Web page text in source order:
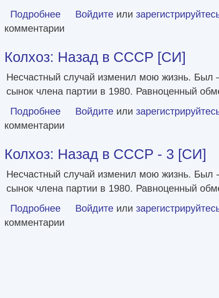
Подробнее о Колхоз: Назад в СССР 3 [СИ]
Войдите или
комментарии
Колхоз: Назад в СССР [СИ]
Несчастный случай изменил мою жизнь.
сынок члена партии в 1980. Равноценный
Подробнее о Колхоз: Назад в СССР [СИ]
Войдите или
комментарии
Колхоз: Назад в СССР - 3 [СИ]
Несчастный случай изменил мою жизнь.
сынок члена партии в 1980. Равноценный
Подробнее о Колхоз: Назад в СССР - 3 [СИ]
Войдите или
комментарии